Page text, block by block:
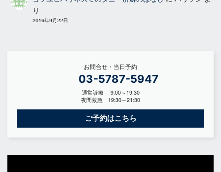
り
2016年9月22日
お問合せ・当日予約
03-5787-5947
通常診療 9:00～19:30
夜間救急 19:30～21:30
ご予約はこちら